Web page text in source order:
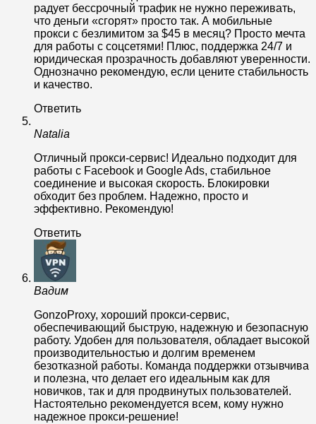
радует бессрочный трафик не нужно переживать,
что деньги «сгорят» просто так. А мобильные
прокси с безлимитом за $45 в месяц? Просто мечта
для работы с соцсетями! Плюс, поддержка 24/7 и
юридическая прозрачность добавляют уверенности.
Однозначно рекомендую, если цените стабильность
и качество.
Ответить
Natalia
Отличный прокси-сервис! Идеально подходит для
работы с Facebook и Google Ads, стабильное
соединение и высокая скорость. Блокировки
обходит без проблем. Надежно, просто и
эффективно. Рекомендую!
Ответить
Вадим
GonzoProxy, хороший прокси-сервис,
обеспечивающий быструю, надежную и безопасную
работу. Удобен для пользователя, обладает высокой
производительностью и долгим временем
безотказной работы. Команда поддержки отзывчива
и полезна, что делает его идеальным как для
новичков, так и для продвинутых пользователей.
Настоятельно рекомендуется всем, кому нужно
надежное прокси-решение!